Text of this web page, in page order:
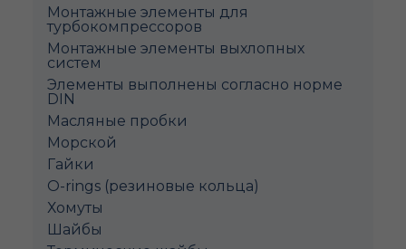
Монтажные элементы для
турбокомпрессоров
Монтажные элементы выхлопных
систем
Элементы выполнены согласно норме
DIN
Масляные пробки
Морской
Гайки
O-rings (резиновые кольца)
Хомуты
Шайбы